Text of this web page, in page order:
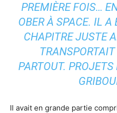
PREMIÈRE FOIS…
OBER À SPACE. IL A
CHAPITRE JUSTE
PARTOUT.
Il avait en grande partie